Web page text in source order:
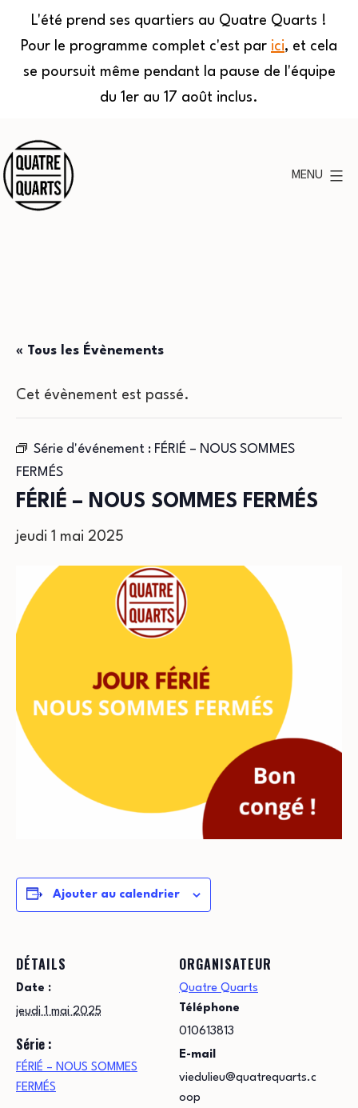
L'été prend ses quartiers au Quatre Quarts !
Pour le programme complet c'est par ici, et cela
se poursuit même pendant la pause de l'équipe
du 1er au 17 août inclus.
au
contenu
MENU
« Tous les Évènements
Cet évènement est passé.
Série d'événement : FÉRIÉ – NOUS SOMMES
FERMÉS
FÉRIÉ – NOUS SOMMES FERMÉS
jeudi 1 mai 2025
Ajouter au calendrier
DÉTAILS
Date :
jeudi 1 mai 2025
Série :
FÉRIÉ – NOUS SOMMES
FERMÉS
ORGANISATEUR
Quatre Quarts
Téléphone
010613813
E-mail
viedulieu@quatrequarts.c
oop